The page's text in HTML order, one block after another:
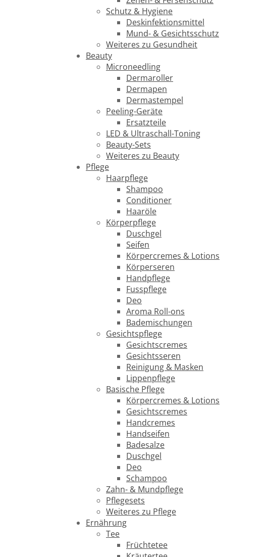
Schutz & Hygiene
Deskinfektionsmittel
Mund- & Gesichtsschutz
Weiteres zu Gesundheit
Beauty
Microneedling
Dermaroller
Dermapen
Dermastempel
Peeling-Geräte
Ersatzteile
LED & Ultraschall-Toning
Beauty-Sets
Weiteres zu Beauty
Pflege
Haarpflege
Shampoo
Conditioner
Haaröle
Körperpflege
Duschgel
Seifen
Körpercremes & Lotions
Körperseren
Handpflege
Fusspflege
Deo
Aroma Roll-ons
Bademischungen
Gesichtspflege
Gesichtscremes
Gesichtsseren
Reinigung & Masken
Lippenpflege
Basische Pflege
Körpercremes & Lotions
Gesichtscremes
Handcremes
Handseifen
Badesalze
Duschgel
Deo
Schampoo
Zahn- & Mundpflege
Pflegesets
Weiteres zu Pflege
Ernährung
Tee
Früchtetee